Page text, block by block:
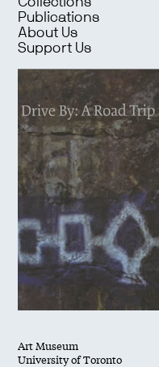
Publications
About Us
Support Us
Art Museum
University of Toronto